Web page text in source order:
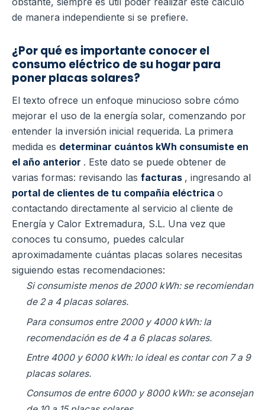
de manera independiente si se prefiere.
¿Por qué es importante conocer el
consumo eléctrico de su hogar para
poner placas solares?
El texto ofrece un enfoque minucioso sobre cómo
mejorar el uso de la energía solar, comenzando por
entender la inversión inicial requerida. La primera
medida es determinar cuántos kWh consumiste en
el año anterior . Este dato se puede obtener de
varias formas: revisando las facturas , ingresando al
portal de clientes de tu compañía eléctrica o
contactando directamente al servicio al cliente de
Energía y Calor Extremadura, S.L. Una vez que
conoces tu consumo, puedes calcular
aproximadamente cuántas placas solares necesitas
siguiendo estas recomendaciones:
Si consumiste menos de 2000 kWh: se recomiendan
de 2 a 4 placas solares.
Para consumos entre 2000 y 4000 kWh: la
recomendación es de 4 a 6 placas solares.
Entre 4000 y 6000 kWh: lo ideal es contar con 7 a 9
placas solares.
Consumos de entre 6000 y 8000 kWh: se aconsejan